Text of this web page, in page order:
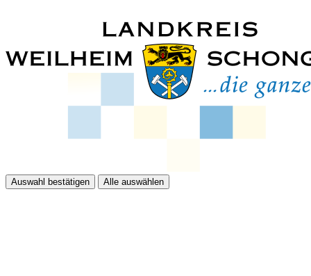
Auswahl bestätigen Alle auswählen